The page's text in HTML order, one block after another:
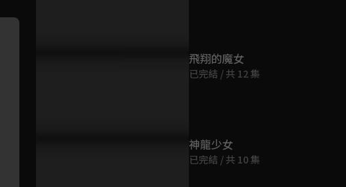
飛翔的魔女
已完結 / 共 12 集
神龍少女
已完結 / 共 10 集